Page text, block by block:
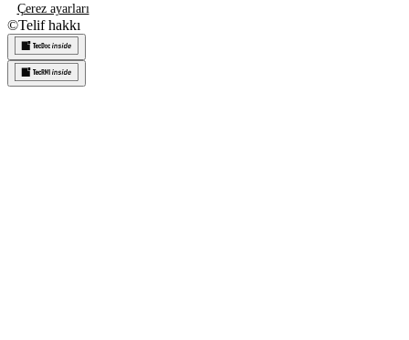
Çerez ayarları
©Telif hakkı